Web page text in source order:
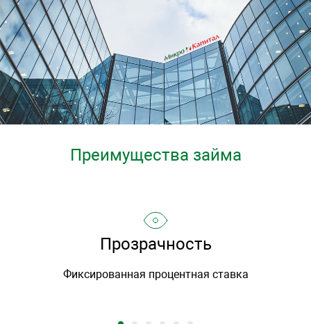
Преимущества займа
Прозрачность
Фиксированная процентная ставка